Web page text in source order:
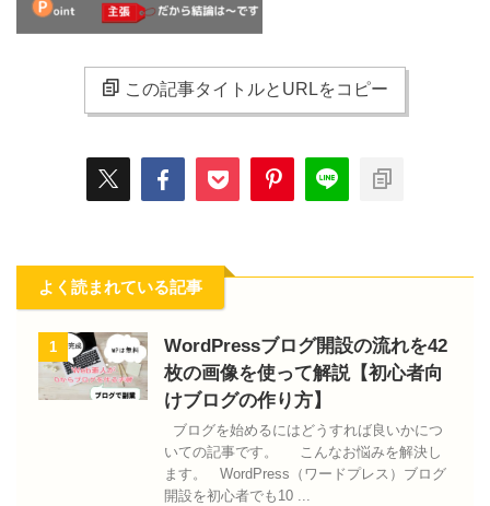
この記事タイトルとURLをコピー
よく読まれている記事
1
WordPressブログ開設の流れを42
枚の画像を使って解説【初心者向
けブログの作り方】
ブログを始めるにはどうすれば良いかにつ
いての記事です。 こんなお悩みを解決し
ます。 WordPress（ワードプレス）ブログ
開設を初心者でも10 ...